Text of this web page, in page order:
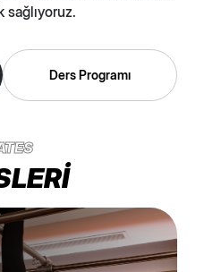
sağlıyoruz.
Ders Programı